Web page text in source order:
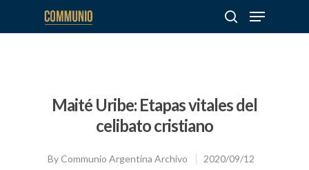
Maité Uribe: Etapas vitales del
celibato cristiano
ByCommunio Argentina Archivo
2020/09/12